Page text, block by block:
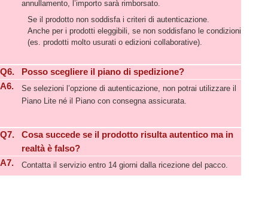
annullamento, l’importo sarà rimborsato.
Se il prodotto non soddisfa i criteri di autenticazione.
Anche per i prodotti eleggibili, se non soddisfano le condizioni
(es. prodotti molto usurati o edizioni collaborative).
Q6.
Posso scegliere il piano di spedizione?
A6.
Se selezioni l’opzione di autenticazione, non potrai utilizzare il
Piano Lite né il Piano con consegna assicurata.
Q7.
Cosa succede se il prodotto risulta autentico ma in
realtà è falso?
A7.
Contatta il servizio entro 14 giorni dalla ricezione del pacco.